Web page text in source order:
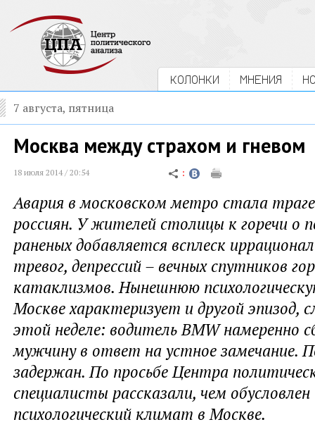
КОЛОНКИ МНЕНИЯ
7 августа, пятница
Москва между страхом и гневом
18 июля 2014 / 20:54
Авария в московском метро стала
россиян. У жителей столицы к горечи о
раненых добавляется всплеск
тревог, депрессий – вечных спутников
катаклизмов. Нынешнюю
Москве характеризует и другой эпизод,
этой неделе: водитель BMW намеренно
мужчину в ответ на устное замечание.
задержан. По просьбе Центра
специалисты рассказали, чем
психологический климат в Москве.